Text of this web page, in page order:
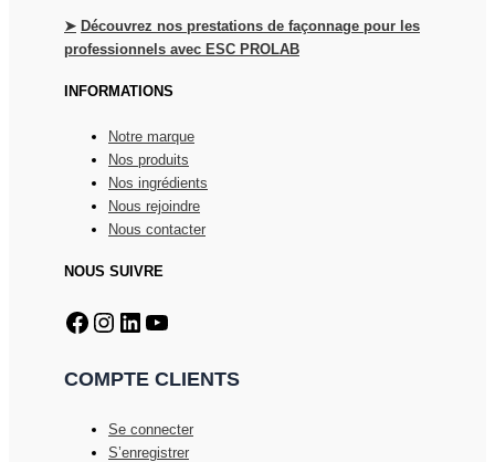
➤ Découvrez nos prestations de façonnage pour les
professionnels avec ESC PROLAB
INFORMATIONS
Notre marque
Nos produits
Nos ingrédients
Nous rejoindre
Nous contacter
NOUS SUIVRE
Facebook
Instagram
LinkedIn
YouTube
COMPTE CLIENTS
Se connecter
S’enregistrer